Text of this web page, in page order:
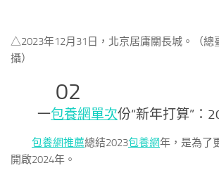
△2023年12月31日，北京居庸關長城。（總
攝）
02
一包養網單次份“新年打算”：
包養網推薦總結2023包養網年，是為了
開啟2024年。